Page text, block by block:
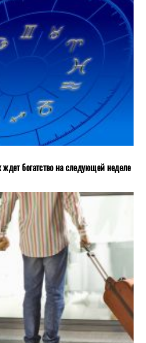
богатство на следующей неделе